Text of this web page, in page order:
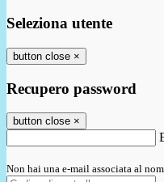
Seleziona utente
button close ×
Recupero password
button close ×
Non hai una e-mail associata al